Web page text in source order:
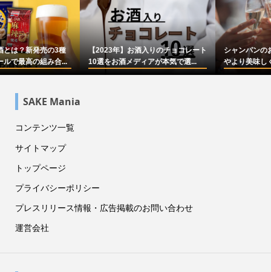
【2023年】お酒入りのチョコレート
10選をお酒メディアが本気で選...
シャンパンのおすすめ17選！選び方
やより美味しく飲むコツなども...
SAKE Mania
コンテンツ一覧
サイトマップ
トップページ
プライバシーポリシー
プレスリリース情報・広告掲載のお問い合わせ
運営会社